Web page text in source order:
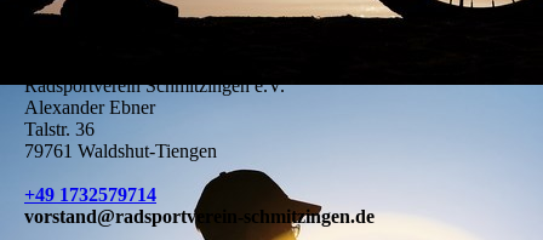
Radsportverein Schmitzingen e.V.
Alexander Ebner
Talstr. 36
79761 Waldshut-Tiengen
+49 1732579714
vorstand@radsportverein-schmitzingen.de